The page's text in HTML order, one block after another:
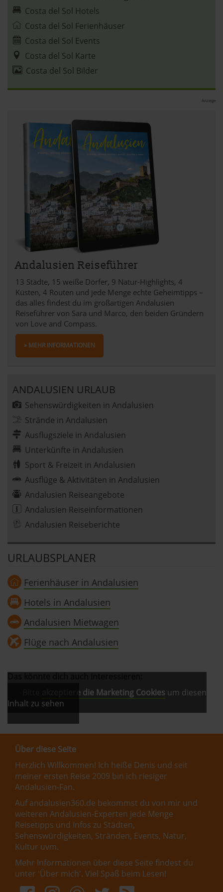
Costa del Sol Hotels
Costa del Sol Ferienhäuser
Costa del Sol Events
Costa del Sol Karte
Costa del Sol Bilder
Anzeige
Andalusien Reiseführer
13 Städte, 15 weiße Dörfer, 9 Natur-Highlights, 4
Küsten, 4 Routen und jede Menge echte Geheimtipps –
das alles findest du im großartigen Andalusien
Reiseführer von Sara und Marco, den beiden Gründern
von Love and Compass.
» MEHR INFORMATIONEN
ANDALUSIEN URLAUB
Sehenswürdigkeiten in Andalusien
Strände in Andalusien
Ausflugsziele in Andalusien
Unterkünfte in Andalusien
Sport & Freizeit in Andalusien
Ausflüge & Aktivitäten in Andalusien
Andalusien Reiseangebote
Andalusien Reiseinformationen
Andalusien Reiseberichte
URLAUBSPLANER
Ferienhäuser in Andalusien
Hotels in Andalusien
Andalusien Mietwagen
Flüge nach Andalusien
akzeptiere die Marketing Cookies um diesen
Inhalt zu sehen
Über diese Seite
Herzlich Willkommen! Ich heiße Denis und seit
meiner ersten Reise 2009 bin ich riesiger
Andalusien-Fan.
Auf andalusien360.de bekommst du von mir und
weiteren Andalusien-Experten jede Menge
Reisetipps und Infos zu Städten,
Sehenswürdigkeiten, Stränden, Events, Natur,
Kultur uvm.
Mehr Informationen über diese Seite findest du
unter 'Über mich'. Viel Spaß beim Lesen!